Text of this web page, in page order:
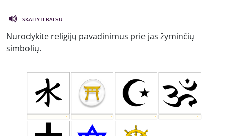
SKAITYTI BALSU
Nurodykite religijų pavadinimus prie jas žyminčių
simbolių.